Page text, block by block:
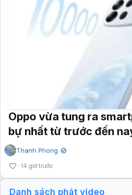
Oppo vừa tung ra
bự nhất từ trước đến
Thanh Phong ✔
14 giờ trước
Danh sách phát video